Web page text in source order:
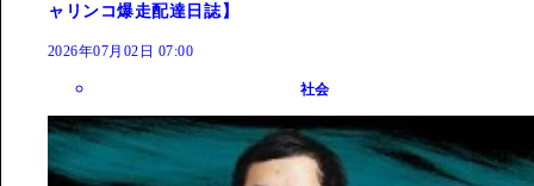
ャリンコ爆走配達日誌】
2026年07月02日 07:00
社会